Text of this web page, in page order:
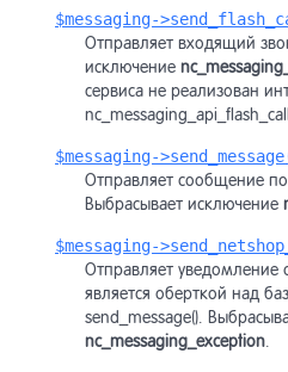
$messaging-
Отправляет входящий
исключение
сервиса не реализован
nc_messaging_api_flash_call
$messaging-
Отправляет сообщение
Выбрасывает исключение
$messaging-
Отправляет уведомление
является оберткой над
send_message().
nc_messaging_exception